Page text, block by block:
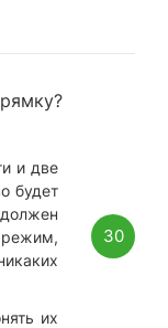
и две
будет
режим,
их
30